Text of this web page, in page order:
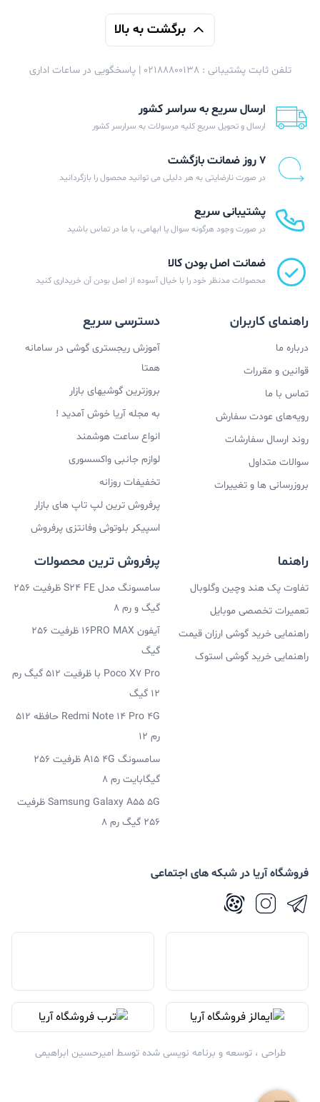
برگشت به بالا
تلفن ثابت پشتیبانی : 02188800138 | پاسخگویی در ساعات اداری
ارسال سریع به سراسر کشور
ارسال و تحویل سریع کلیه مرسولات به سرارسر کشور
۷ روز ضمانت بازگشت
در صورت نارضایتی به هر دلیلی می توانید محصول را بازگردانید
پشتیبانی سریع
در صورت وجود هرگونه سوال یا ابهامی، با ما در تماس باشید
ضمانت اصل بودن کالا
محصولات مدنظر خود را با خیال آسوده از اصل بودن آن خریداری کنید
راهنمای کاربران
درباره ما
قوانین و مقررات
تماس با ما
رویه‌های عودت سفارش
روند ارسال سفارشات
سوالات متداول
بروزرسانی ها و تغییرات
دسترسی سریع
آموزش ریجستری گوشی در سامانه
همتا
بروزترین گوشیهای بازار
به مجله آریا خوش آمدید !
انواع ساعت هوشمند
لوازم جانبی واکسسوری
تخفیفات روزانه
پرفروش ترین لپ تاپ های بازار
اسپیکر بلوتوثی وفانتزی پرفروش
راهنما
تفاوت پک هند وچین وگلوبال
تعمیرات تخصصی موبایل
راهنمایی خرید گوشی ارزان قیمت
راهنمایی خرید گوشی استوک
پرفروش ترین محصولات
سامسونگ مدل S24 FE ظرفیت 256
گیگ و رم 8
آیفون 16PRO MAX ظرفیت 256
گیگ
Poco X7 Pro با ظرفیت 512 گیگ رم
12 گیگ
Redmi Note 14 Pro 4G حافظه 512
رم 12
سامسونگ A15 4G ظرفیت 256
گیگابایت رم 8
Samsung Galaxy A55 5G ظرفیت
256 گیگ رم 8
فروشگاه آریا در شبکه های اجتماعی